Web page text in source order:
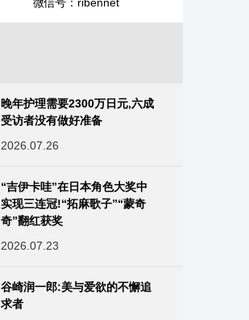
晚年护理需要2300万日元,六成
受访者没有做好准备
2026.07.26
“吉伊卡哇”在日本角色大奖中
实现三连冠!“拓麻歌子”“蒙奇
奇”翻红获奖
2026.07.23
谷崎润一郎:美与爱欲的不懈追
求者